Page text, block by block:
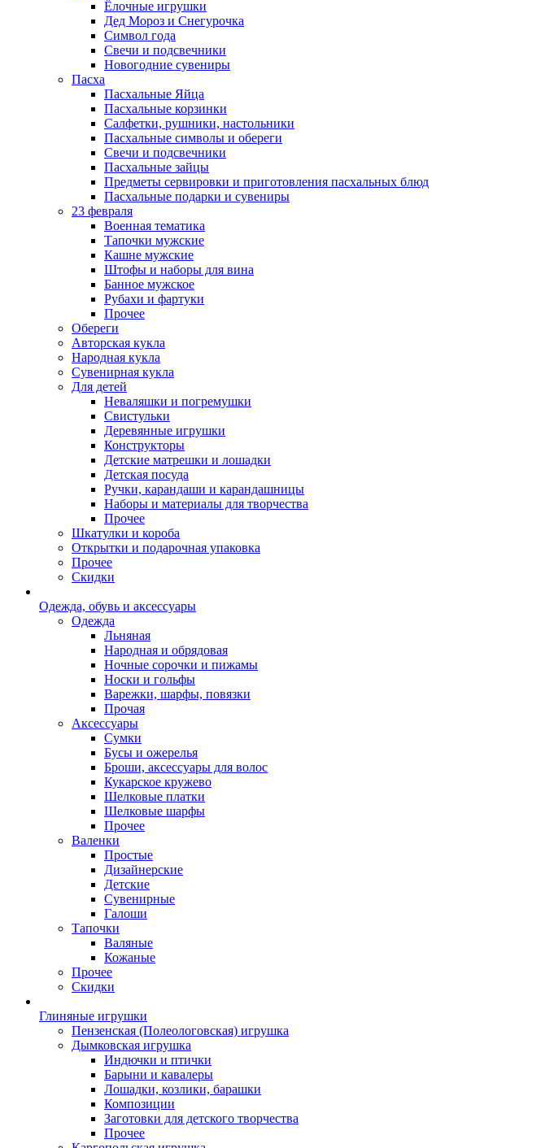
Ёлочные игрушки
Дед Мороз и Снегурочка
Символ года
Свечи и подсвечники
Новогодние сувениры
Пасха
Пасхальные Яйца
Пасхальные корзинки
Салфетки, рушники, настольники
Пасхальные символы и обереги
Свечи и подсвечники
Пасхальные зайцы
Предметы сервировки и приготовления пасхальных блюд
Пасхальные подарки и сувениры
23 февраля
Военная тематика
Тапочки мужские
Кашне мужские
Штофы и наборы для вина
Банное мужское
Рубахи и фартуки
Прочее
Обереги
Авторская кукла
Народная кукла
Сувенирная кукла
Для детей
Неваляшки и погремушки
Свистульки
Деревянные игрушки
Конструкторы
Детские матрешки и лошадки
Детская посуда
Ручки, карандаши и карандашницы
Наборы и материалы для творчества
Прочее
Шкатулки и короба
Открытки и подарочная упаковка
Прочее
Скидки
Одежда, обувь и аксессуары
Одежда
Льняная
Народная и обрядовая
Ночные сорочки и пижамы
Носки и гольфы
Варежки, шарфы, повязки
Прочая
Аксессуары
Сумки
Бусы и ожерелья
Броши, аксессуары для волос
Кукарское кружево
Шелковые платки
Шелковые шарфы
Прочее
Валенки
Простые
Дизайнерские
Детские
Сувенирные
Галоши
Тапочки
Валяные
Кожаные
Прочее
Скидки
Глиняные игрушки
Пензенская (Полеологовская) игрушка
Дымковская игрушка
Индючки и птички
Барыни и кавалеры
Лошадки, козлики, барашки
Композиции
Заготовки для детского творчества
Прочее